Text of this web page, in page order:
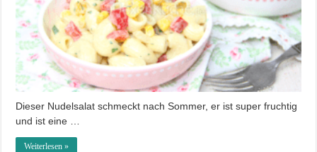
Dieser Nudelsalat schmeckt nach Sommer, er ist super fruchtig
und ist eine …
Weiterlesen »